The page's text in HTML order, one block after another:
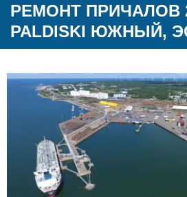
РЕМОНТ ПРИЧАЛОВ
PALDISKI ЮЖНЫЙ,